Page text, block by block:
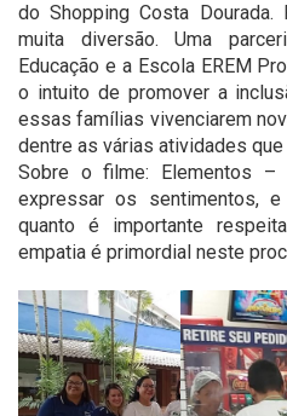
do Shopping Costa
muita diversão. Uma
Educação e a Escola EREM
o intuito de promover a
essas famílias vivenciarem
dentre as várias atividades
Sobre o filme: Elementos –
expressar os sentimentos,
quanto é importante
empatia é primordial neste